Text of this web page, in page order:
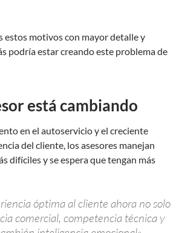
estos motivos con mayor detalle y
podría estar creando este problema de
está cambiando
en el autoservicio y el creciente
del cliente, los asesores manejan
difíciles y se espera que tengan más
óptima al cliente ahora no solo
comercial, competencia técnica y